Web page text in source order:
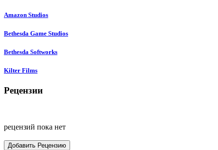
Amazon Studios
Bethesda Game Studios
Bethesda Softworks
Kilter Films
Рецензии
рецензий пока нет
Добавить Рецензию